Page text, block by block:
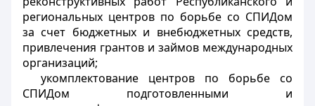
региональных центров по борьбе со СПИДом
за счет бюджетных и внебюджетных средств,
привлечения грантов и займов международных
организаций;
укомплектование центров по борьбе со
СПИДом подготовленными и